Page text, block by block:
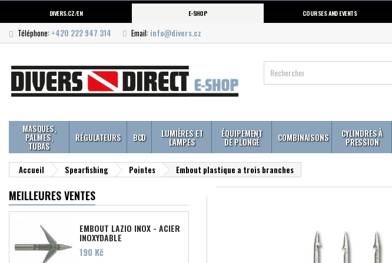
DIVERS.CZ/EN E-SHOP COURSES AND EVENTS
Téléphone: +420 222 947 314 Email: info@divers.cz
MASQUES,
PALMES,
TUBAS
RÉGULATEURS BCD LUMIÈRES ET
LAMPES
ÉQUIPEMENT
DE PLONGÉ COMBINAISONS CYLINDRES À
PRESSION
Accueil Spearfishing Pointes Embout plastique a trois branches
MEILLEURES VENTES
EMBOUT LAZIO INOX - ACIER
INOXYDABLE
Prix
190 Kč